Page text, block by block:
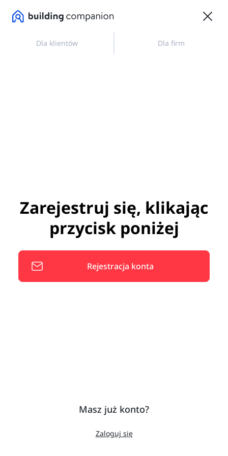
Dla klientów Dla firm
Zarejestruj się, klikając
przycisk poniżej
Rejestracja konta
Masz już konto?
Zaloguj się